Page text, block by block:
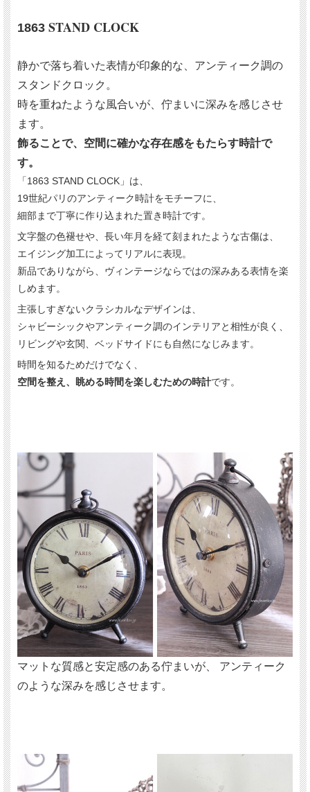
1863 STAND CLOCK
静かで落ち着いた表情が印象的な、アンティーク調の
スタンドクロック。
時を重ねたような風合いが、佇まいに深みを感じさせ
ます。
飾ることで、空間に確かな存在感をもたらす時計で
す。
「1863 STAND CLOCK」は、
19世紀パリのアンティーク時計をモチーフに、
細部まで丁寧に作り込まれた置き時計です。
文字盤の色褪せや、長い年月を経て刻まれたような古傷は、
エイジング加工によってリアルに表現。
新品でありながら、ヴィンテージならではの深みある表情を楽
しめます。
主張しすぎないクラシカルなデザインは、
シャビーシックやアンティーク調のインテリアと相性が良く、
リビングや玄関、ベッドサイドにも自然になじみます。
時間を知るためだけでなく、
空間を整え、眺める時間を楽しむための時計です。
マットな質感と安定感のある佇まいが、 アンティーク
のような深みを感じさせます。